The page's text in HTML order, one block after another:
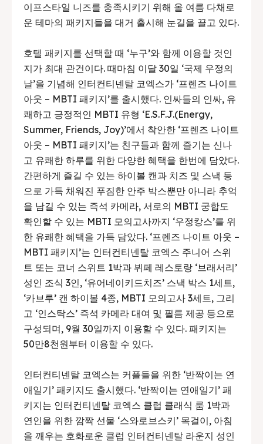
이프스타일 니즈를 충족시키기 위해 올 여름 다채로
운 테마의 패키지들을 대거 출시해 눈길을 끌고 있다.
호텔 패키지를 선택할 때 ‘누구’와 함께 이용할 것인
지가 최대 관건이다. 때마침 이달 30일 ‘국제 우정의
날’을 기념해 인터컨티넨탈 코엑스가 ‘프렌즈 나이트
아웃 – MBTI 패키지’를 출시했다. 인싸들의 인싸, 유
쾌하고 긍정적인 MBTI 유형 ‘E.S.F.J.(Energy,
Summer, Friends, Joy)’에서 착안한 ‘프렌즈 나이트
아웃 – MBTI 패키지’는 친구들과 함께 즐기는 신나
고 유쾌한 하루를 위한 다양한 혜택을 한번에 담았다.
간편하게 즐길 수 있는 하이볼 캔과 치즈 및 스낵 등
으로 가득 채워진 푸짐한 안주 박스뿐만 아니라 추억
을 남길 수 있는 즉석 카메라, 서로의 MBTI 궁합도
확인할 수 있는 MBTI 모의고사까지 ‘우정캉스’를 위
한 유쾌한 혜택을 가득 담았다. ‘프렌즈 나이트 아웃 –
MBTI 패키지’는 인터컨티넨탈 코엑스 주니어 스위
트 또는 코너 스위트 1박과 뷔페 레스토랑 ‘브래서리’
성인 조식 3인, ‘유어네이키드치즈’ 스낵 박스 1세트,
‘카브루’ 캔 하이볼 4종, MBTI 모의고사 3세트, 그리
고 ‘인스탁스’ 즉석 카메라 대여 및 필름 제공 등으로
구성되며, 9월 30일까지 이용할 수 있다. 패키지는
50만8천원부터 이용할 수 있다.
인터컨티넨탈 코엑스는 커플들을 위한 ‘반짝이는 연
애일기’ 패키지도 출시했다. ‘반짝이는 연애일기’ 패
키지는 인터컨티넨탈 코엑스 클럽 클래식 룸 1박과
연인을 위한 깜짝 선물 ‘스와로브스키’ 목걸이, 아침
을 깨우는 호화로운 클럽 인터컨티넨탈 라운지 성인